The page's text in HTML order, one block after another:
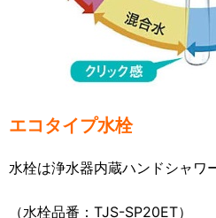
エコタイプ水栓
水栓は浄水器内蔵ハンドシャワ
（水栓品番：TJS-SP20ET）